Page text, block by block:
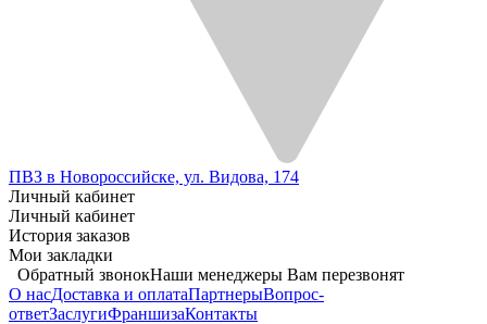
ПВЗ в Новороссийске, ул. Видова, 174
Личный кабинет
Личный кабинет
История заказов
Мои закладки
Обратный звонокНаши менеджеры Вам перезвонят
О насДоставка и оплатаПартнерыВопрос-
ответЗаслугиФраншизаКонтакты